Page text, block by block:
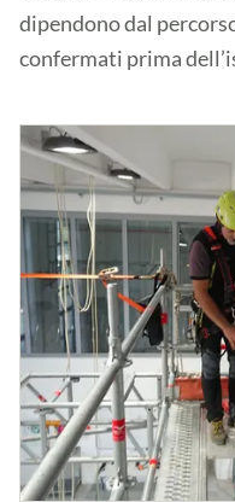
dipendono dal
confermati prima